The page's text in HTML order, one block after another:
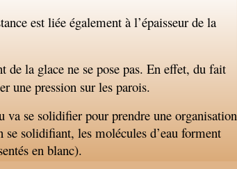
est liée également à l’épaisseur de la
de la glace ne se pose pas. En effet, du fait
une pression sur les parois.
se solidifier pour prendre une organisation
solidifiant, les molécules d’eau forment
en blanc).